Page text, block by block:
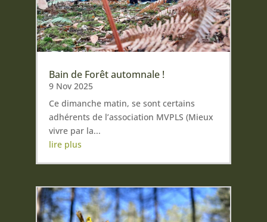
Bain de Forêt automnale !
9 Nov 2025
Ce dimanche matin, se sont certains
adhérents de l’association MVPLS (Mieux
vivre par la...
lire plus